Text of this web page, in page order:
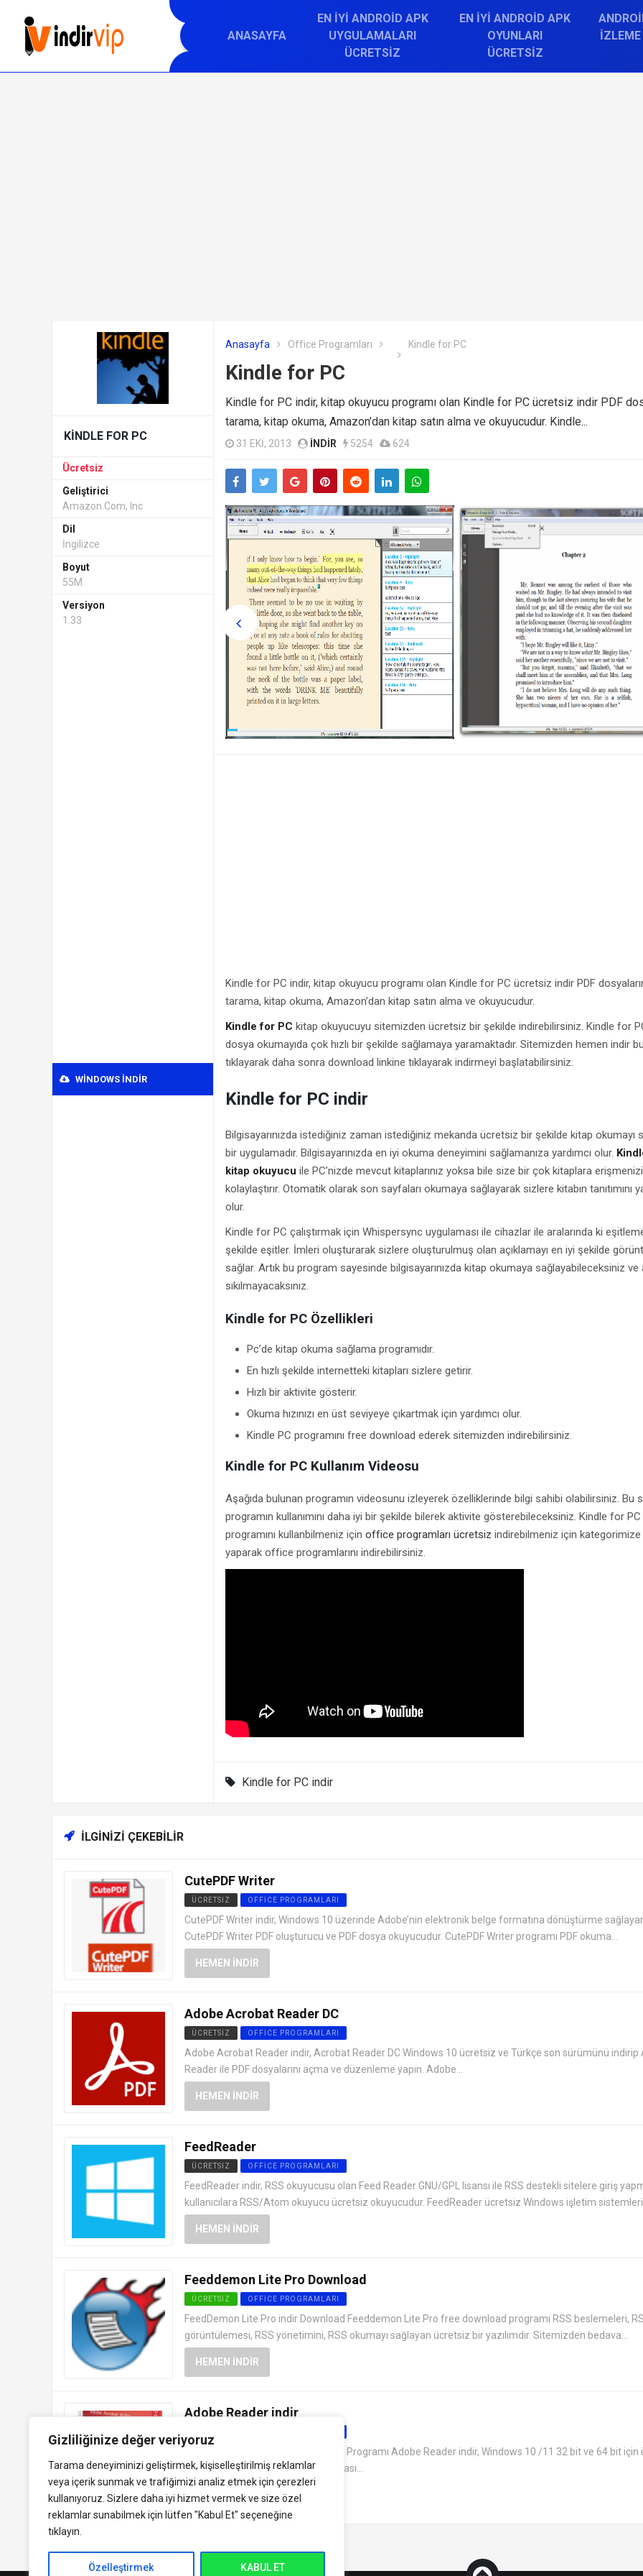
Gizliliğinize değer veriyoruz
Tarama deneyiminizi geliştirmek, kişiselleştirilmiş reklamlar
veya içerik sunmak ve trafiğimizi analiz etmek için çerezleri
kullanıyoruz. Sizlere daha iyi hizmet vermek ve size özel
reklamlar sunabilmek için lütfen "Kabul Et" seçeneğine
tıklayın.
Özelleştirmek KABUL ET
ANASAYFA
EN İYI ANDROID APK
UYGULAMALARI
ÜCRETSIZ
EN İYI ANDROID APK
OYUNLARI
ÜCRETSIZ
KINDLE FOR PC
Ücretsiz
Geliştirici
Amazon.com, Inc
Dil
İngilizce
Boyut
55M
Versiyon
1.33
WINDOWS INDIR
Anasayfa Office Programları Kindle for PC
Kindle for PC
Kindle for PC indir, kitap okuyucu programı olan Kindle for PC ücretsiz indir PDF
tarama, kitap okuma, Amazon’dan kitap satın alma ve okuyucudur. Kindle...
31 EKI, 2013 INDIR 5254 624
Kindle for PC indir, kitap okuyucu programı olan Kindle for PC ücretsiz indir PDF
tarama, kitap okuma, Amazon’dan kitap satın alma ve okuyucudur.
Kindle for PC kitap okuyucuyu sitemizden ücretsiz bir şekilde indirebilirsiniz. Kindle for
dosya okumayıda çok hızlı bir şekilde sağlamaya yaramaktadır. Sitemizden hemen indir
tıklayarak daha sonra download linkine tıklayarak indirmeyi başlatabilirsiniz.
Kindle for PC indir
Bilgisayarınızda istediğiniz zaman istediğiniz mekanda ücretsiz bir şekilde kitap okumayı
bir uygulamadır. Bilgisayarınızda en iyi okuma deneyimini sağlamanıza yardımcı olur.
kitap okuyucu ile PC’nizde mevcut kitaplarınız yoksa bile size bir çok kitaplara erişmenizi
kolaylaştırır. Otomatik olarak son sayfaları okumaya sağlayarak sizlere kitabın tanıtımını
olur.
Kindle for PC çalıştırmak için Whispersync uygulaması ile cihazlar ile aralarında ki
şekilde eşitler. İmleri oluşturarak sizlere oluşturulmuş olan açıklamayı en iyi şekilde
sağlar. Artık bu program sayesinde bilgisayarınızda kitap okumaya sağlayabileceksiniz ve
sıkılmayacaksınız.
Kindle for PC Özellikleri
Pc’de kitap okuma sağlama programıdır.
En hızlı şekilde internetteki kitapları sizlere getirir.
Hızlı bir aktivite gösterir.
Okuma hızınızı en üst seviyeye çıkartmak için yardımcı olur.
Kindle PC programını free download ederek sitemizden indirebilirsiniz.
Kindle for PC Kullanım Videosu
Aşağıda bulunan programın videosunu izleyerek özelliklerinde bilgi sahibi olabilirsiniz. Bu
programın kullanımını daha iyi bir şekilde bilerek aktivite gösterebileceksiniz. Kindle for PC
programını kullanbilmeniz için office programları ücretsiz indirebilmeniz için kategorimize
yaparak office programlarını indirebilirsiniz.
Kindle for PC indir
İLGINIZI ÇEKEBILIR
CutePDF Writer
ÜCRETSIZ OFFICE PROGRAMLARI
CutePDF Writer indir, Windows 10 üzerinde Adobe’nin elektronik belge formatına dönüştürme
CutePDF Writer PDF oluşturucu ve PDF dosya okuyucudur. CutePDF Writer programı PDF okuma...
HEMEN İNDIR
Adobe Acrobat Reader DC
ÜCRETSIZ OFFICE PROGRAMLARI
Adobe Acrobat Reader indir, Acrobat Reader DC Windows 10 ücretsiz ve Türkçe son sürümünü indirip
Reader ile PDF dosyalarını açma ve düzenleme yapın. Adobe...
HEMEN İNDIR
FeedReader
ÜCRETSIZ OFFICE PROGRAMLARI
FeedReader indir, RSS okuyucusu olan Feed Reader GNU/GPL lisansı ile RSS destekli sitelere giriş
kullanıcılara RSS/Atom okuyucu ücretsiz okuyucudur. FeedReader ücretsiz Windows işletim
HEMEN İNDIR
Feeddemon Lite Pro Download
ÜCRETSIZ OFFICE PROGRAMLARI
FeedDemon Lite Pro indir Download Feeddemon Lite Pro free download programı RSS beslemeleri,
görüntülemesi, RSS yönetimini, RSS okumayı sağlayan ücretsiz bir yazılımdır. Sitemizden bedava...
HEMEN İNDIR
Adobe Reader indir
Adobe Reader Türkçe PDF Okuyucu Programı Adobe Reader indir, Windows 10 /11 32 bit ve 64 bit
son sürüm Adobe Reader PDF dosyası...
HEMEN İNDIR